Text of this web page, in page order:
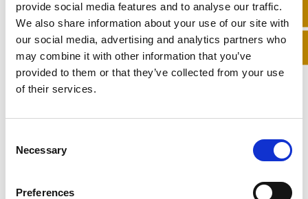
provide social media features and to analyse our traffic.
We also share information about your use of our site with
our social media, advertising and analytics partners who
may combine it with other information that you’ve
provided to them or that they’ve collected from your use
of their services.
Necessary
Preferences
do início ao fim.
–Terceiro passo: incisões
São feitas as incisões, previamente definidas
consoante o tipo de cirurgia a realizar. (com ou
sem próteses).
No caso de ser uma mastopexia sem próteses: o
posição mais alta e as aréolas são colocadas de